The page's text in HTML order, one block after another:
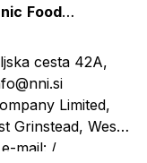
Food
cesta 42A,
Limited,
Grinstead, West
mail: /